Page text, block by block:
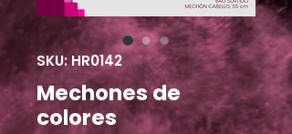
SKU: HR0142
Mechones de
colores